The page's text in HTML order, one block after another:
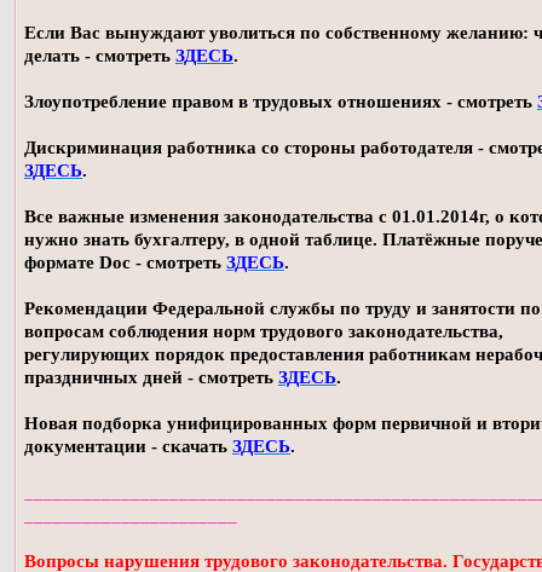
Если Вас вынуждают уволиться по собственному желанию:
делать - смотреть ЗДЕСЬ.
Злоупотребление правом в трудовых отношениях - смотреть
Дискриминация работника со стороны работодателя -
ЗДЕСЬ.
Все важные изменения законодательства с 01.01.2014г, о
нужно знать бухгалтеру, в одной таблице. Платёжные
формате Doc - смотреть ЗДЕСЬ.
Рекомендации Федеральной службы по труду и занятости по
вопросам соблюдения норм трудового законодательства,
регулирующих порядок предоставления работникам
праздничных дней - смотреть ЗДЕСЬ.
Новая подборка унифицированных форм первичной и
документации - скачать ЗДЕСЬ.
Вопросы нарушения трудового законодательства.